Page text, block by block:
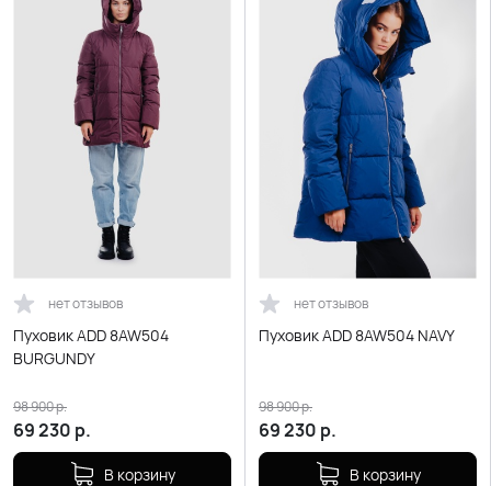
нет отзывов
Пуховик ADD 8AW504
BURGUNDY
69 230 р.
98 900р.
В корзину
нет отзывов
Пуховик ADD 8AW504 NAVY
69 230 р.
98 900р.
В корзину